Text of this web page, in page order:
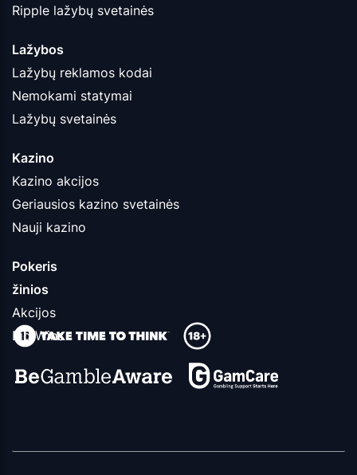
Ripple lažybų svetainės
Lažybos
Lažybų reklamos kodai
Nemokami statymai
Lažybų svetainės
Kazino
Kazino akcijos
Geriausios kazino svetainės
Nauji kazino
Pokeris
žinios
Akcijos
Big Wins